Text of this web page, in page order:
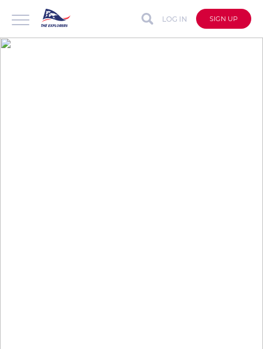
LOG IN SIGN UP